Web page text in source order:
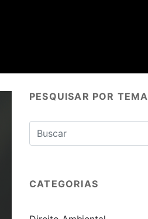
PESQUISAR POR TEMA
CATEGORIAS